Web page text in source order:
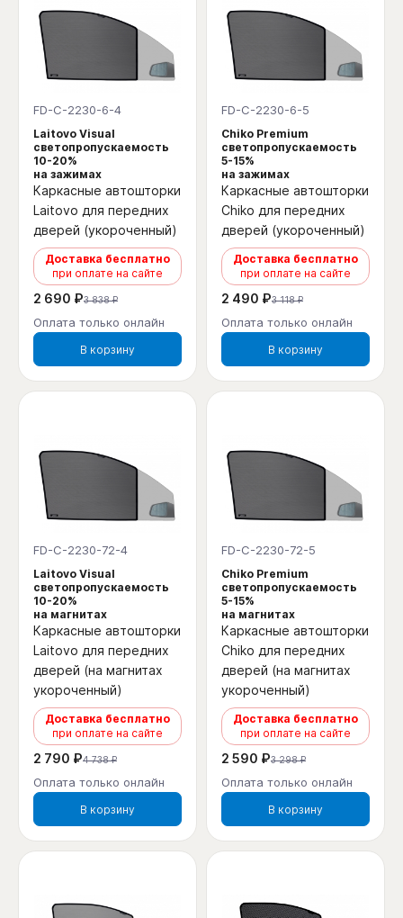
FD-C-2230-6-4
Laitovo Visual
светопропускаемость
10-20%
на зажимах
Каркасные автошторки
Laitovo для передних
дверей (укороченный)
Доставка бесплатно
при оплате на сайте
2 690 ₽3 838 ₽
Оплата только онлайн
В корзину
FD-C-2230-6-5
Chiko Premium
светопропускаемость
5-15%
на зажимах
Каркасные автошторки
Chiko для передних
дверей (укороченный)
Доставка бесплатно
при оплате на сайте
2 490 ₽3 118 ₽
Оплата только онлайн
В корзину
FD-C-2230-72-4
Laitovo Visual
светопропускаемость
10-20%
на магнитах
Каркасные автошторки
Laitovo для передних
дверей (на магнитах
укороченный)
Доставка бесплатно
при оплате на сайте
2 790 ₽4 738 ₽
Оплата только онлайн
В корзину
FD-C-2230-72-5
Chiko Premium
светопропускаемость
5-15%
на магнитах
Каркасные автошторки
Chiko для передних
дверей (на магнитах
укороченный)
Доставка бесплатно
при оплате на сайте
2 590 ₽3 298 ₽
Оплата только онлайн
В корзину